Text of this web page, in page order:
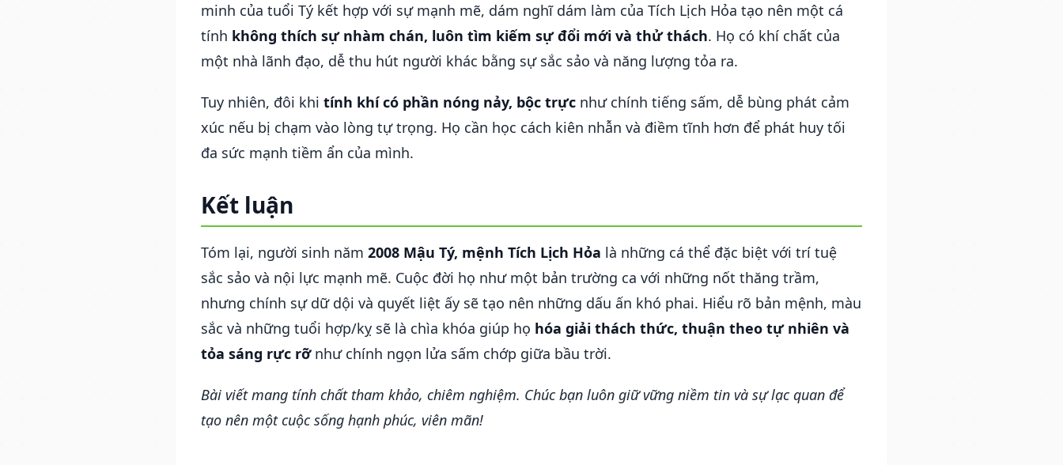
minh của tuổi Tý kết hợp với sự mạnh mẽ, dám nghĩ dám làm của Tích Lịch Hỏa tạo nên một cá
tính không thích sự nhàm chán, luôn tìm kiếm sự đổi mới và thử thách. Họ có khí chất của
một nhà lãnh đạo, dễ thu hút người khác bằng sự sắc sảo và năng lượng tỏa ra.
Tuy nhiên, đôi khi tính khí có phần nóng nảy, bộc trực như chính tiếng sấm, dễ bùng phát cảm
xúc nếu bị chạm vào lòng tự trọng. Họ cần học cách kiên nhẫn và điềm tĩnh hơn để phát huy tối
đa sức mạnh tiềm ẩn của mình.
Kết luận
Tóm lại, người sinh năm 2008 Mậu Tý, mệnh Tích Lịch Hỏa là những cá thể đặc biệt với trí tuệ
sắc sảo và nội lực mạnh mẽ. Cuộc đời họ như một bản trường ca với những nốt thăng trầm,
nhưng chính sự dữ dội và quyết liệt ấy sẽ tạo nên những dấu ấn khó phai. Hiểu rõ bản mệnh, màu
sắc và những tuổi hợp/kỵ sẽ là chìa khóa giúp họ hóa giải thách thức, thuận theo tự nhiên và
tỏa sáng rực rỡnhư chính ngọn lửa sấm chớp giữa bầu trời.
Bài viết mang tính chất tham khảo, chiêm nghiệm. Chúc bạn luôn giữ vững niềm tin và sự lạc quan để
tạo nên một cuộc sống hạnh phúc, viên mãn!